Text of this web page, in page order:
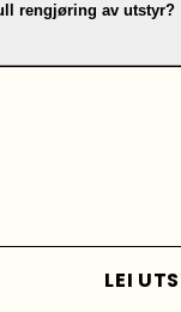
rengjøring av utstyr?
LEI